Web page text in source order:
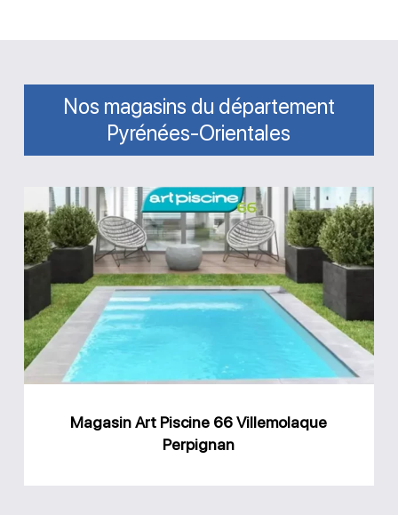
Nos magasins du département
Pyrénées-Orientales
Magasin
Art
Piscine
66
Villemolaque
Magasin Art Piscine 66 Villemolaque
Perpignan